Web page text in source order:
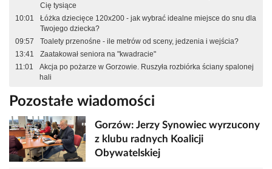
Cię tysiące
10:01
Łóżka dziecięce 120x200 - jak wybrać idealne miejsce do snu dla
Twojego dziecka?
09:57
Toalety przenośne - ile metrów od sceny, jedzenia i wejścia?
13:41
Zaatakował seniora na "kwadracie"
11:01
Akcja po pożarze w Gorzowie. Ruszyła rozbiórka ściany spalonej
hali
Pozostałe wiadomości
Gorzów: Jerzy Synowiec wyrzucony
z klubu radnych Koalicji
Obywatelskiej